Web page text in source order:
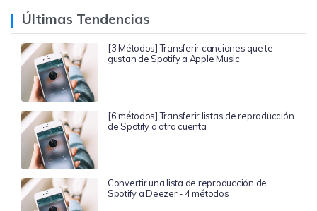
Últimas Tendencias
[3 Métodos] Transferir canciones que te
gustan de Spotify a Apple Music
[6 métodos] Transferir listas de reproducción
de Spotify a otra cuenta
Convertir una lista de reproducción de
Spotify a Deezer - 4 métodos